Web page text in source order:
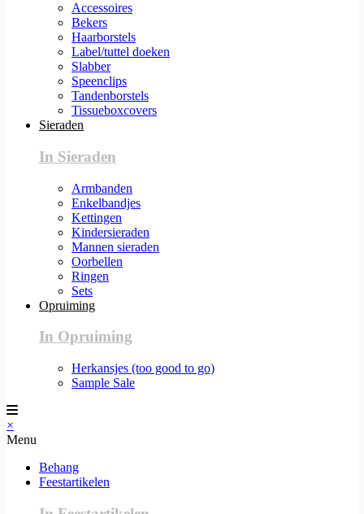
Accessoires
Bekers
Haarborstels
Label/tuttel doeken
Slabber
Speenclips
Tandenborstels
Tissueboxcovers
Sieraden
In Sieraden
Armbanden
Enkelbandjes
Kettingen
Kindersieraden
Mannen sieraden
Oorbellen
Ringen
Sets
Opruiming
In Opruiming
Herkansjes (too good to go)
Sample Sale
×
Menu
Behang
Feestartikelen